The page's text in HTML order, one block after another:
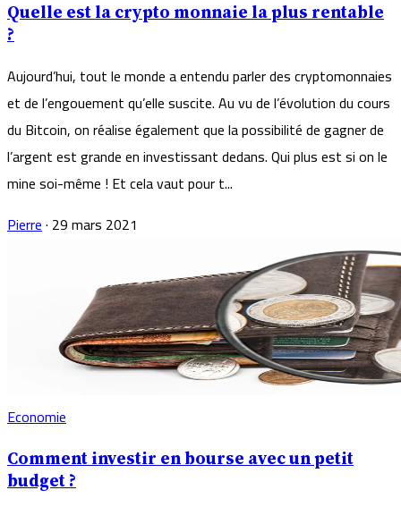
Quelle est la crypto monnaie la plus rentable
?
Aujourd’hui, tout le monde a entendu parler des cryptomonnaies
et de l’engouement qu’elle suscite. Au vu de l’évolution du cours
du Bitcoin, on réalise également que la possibilité de gagner de
l’argent est grande en investissant dedans. Qui plus est si on le
mine soi-même ! Et cela vaut pour t...
Pierre· 29 mars 2021
Economie
Comment investir en bourse avec un petit
budget ?